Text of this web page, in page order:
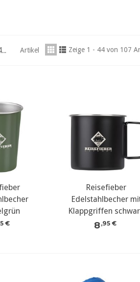
44 Artikel Zeige 1 - 44 von 107
€
Reisefieber
Edelstahlbecher
Klappgriffen
8 ,95 €